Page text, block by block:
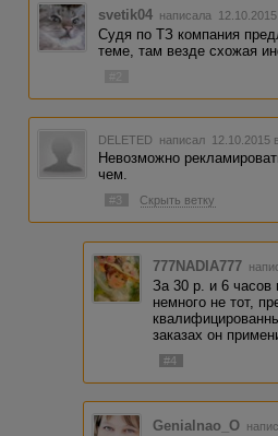
svetik04 написала
Судя по ТЗ компания
теме, там везде схожая
DELETED написал 12.10.2015
Невозможно
чем.
#3 Скрыть ветку
777NADIA777
За 30 р. и 6 часов
немного не тот,
заказах он
#4
Genialnao_O